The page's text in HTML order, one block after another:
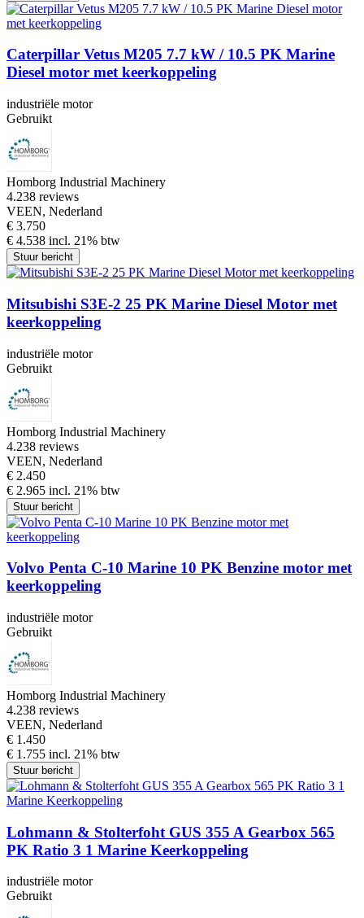
Caterpillar Vetus M205 7.7 kW / 10.5 PK Marine
Diesel motor met keerkoppeling
industriële motor
Gebruikt
Homborg Industrial Machinery
4.238 reviews
VEEN, Nederland
€ 3.750
€ 4.538 incl. 21% btw
Stuur bericht
Mitsubishi S3E-2 25 PK Marine Diesel Motor met
keerkoppeling
industriële motor
Gebruikt
Homborg Industrial Machinery
4.238 reviews
VEEN, Nederland
€ 2.450
€ 2.965 incl. 21% btw
Stuur bericht
Volvo Penta C-10 Marine 10 PK Benzine motor met
keerkoppeling
industriële motor
Gebruikt
Homborg Industrial Machinery
4.238 reviews
VEEN, Nederland
€ 1.450
€ 1.755 incl. 21% btw
Stuur bericht
Lohmann & Stolterfoht GUS 355 A Gearbox 565
PK Ratio 3 1 Marine Keerkoppeling
industriële motor
Gebruikt